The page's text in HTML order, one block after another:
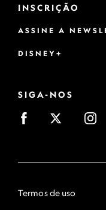
INSCRIÇÃO
ASSINE A
DISNEY+
SIGA-NOS
Termos de uso